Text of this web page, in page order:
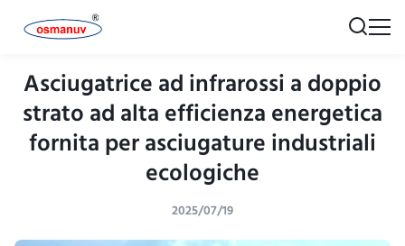
Asciugatrice ad infrarossi a doppio
strato ad alta efficienza energetica
fornita per asciugature industriali
ecologiche
2025/07/19